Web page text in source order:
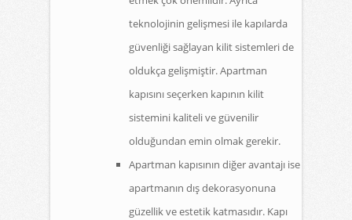
teknolojinin gelişmesi ile kapılarda
güvenliği sağlayan kilit sistemleri de
oldukça gelişmiştir. Apartman
kapısını seçerken kapının kilit
sistemini kaliteli ve güvenilir
olduğundan emin olmak gerekir.
Apartman kapısının diğer avantajı ise
apartmanın dış dekorasyonuna
güzellik ve estetik katmasıdır. Kapı